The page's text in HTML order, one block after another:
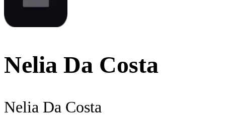
Nelia Da Costa
Nelia Da Costa